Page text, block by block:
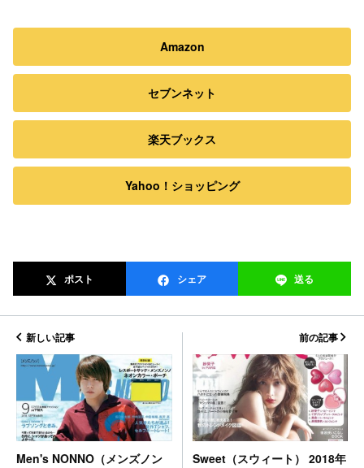
Amazon
セブンネット
楽天ブックス
Yahoo！ショッピング
ポスト シェア 送る
新しい記事
Men's NONNO（メンズノン
前の記事
Sweet（スウィート） 2018年